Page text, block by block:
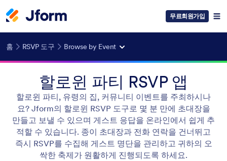
무료회원가입
홈 RSVP 도구 Browse by Event
할로윈 파티 RSVP 앱
할로윈 파티, 유령의 집, 커뮤니티 이벤트를 주최하시나
요? Jform의 할로윈 RSVP 도구로 몇 분 만에 초대장을
만들고 보낼 수 있으며 게스트 응답을 온라인에서 쉽게 추
적할 수 있습니다. 종이 초대장과 전화 연락을 건너뛰고
즉시 RSVP를 수집해 게스트 명단을 관리하고 귀하의 오
싹한 축제가 원활하게 진행되도록 하세요.